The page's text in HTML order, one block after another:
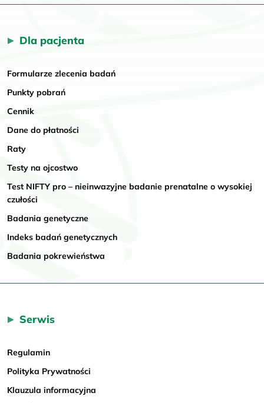
Dla pacjenta
Formularze zlecenia badań
Punkty pobrań
Cennik
Dane do płatności
Raty
Testy na ojcostwo
Test NIFTY pro – nieinwazyjne badanie prenatalne o wysokiej
czułości
Badania genetyczne
Indeks badań genetycznych
Badania pokrewieństwa
Serwis
Regulamin
Polityka Prywatności
Klauzula informacyjna